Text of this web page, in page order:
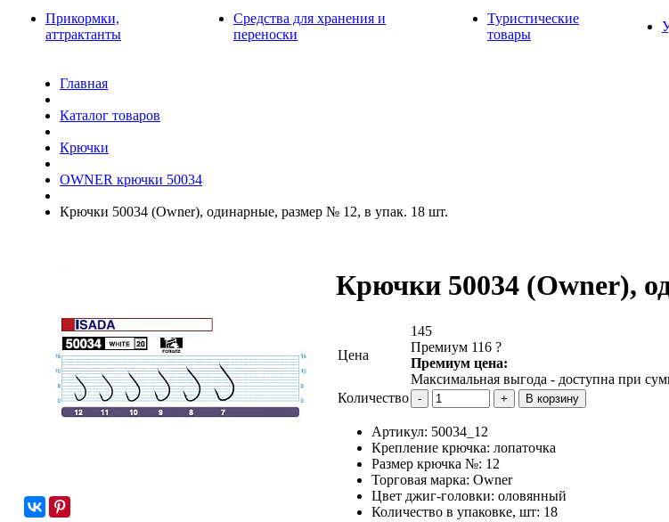
Прикормки,
аттрактанты
Средства для хранения и
переноски
Туристические
товары
Главная
Каталог товаров
Крючки
OWNER крючки 50034
Крючки 50034 (Owner), одинарные, размер № 12, в упак. 18 шт.
Крючки 50034 (Owner),
Цена
145
Премиум 116 ?
Премиум цена:
Максимальная выгода - доступна при
Количество
Артикул: 50034_12
Крепление крючка: лопаточка
Размер крючка №: 12
Торговая марка: Owner
Цвет джиг-головки: оловянный
Количество в упаковке, шт: 18